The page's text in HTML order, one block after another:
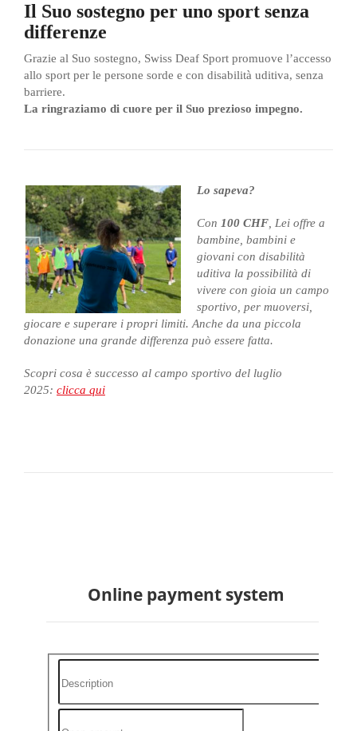
Il Suo sostegno per uno sport senza
differenze
Grazie al Suo sostegno, Swiss Deaf Sport promuove l’accesso
allo sport per le persone sorde e con disabilità uditiva, senza
barriere.
La ringraziamo di cuore per il Suo prezioso impegno.
Lo sapeva?
Con 100 CHF , Lei offre a
bambine, bambini e
giovani con disabilità
uditiva la possibilità di
vivere con gioia un campo
sportivo, per muoversi,
giocare e superare i propri limiti. Anche da una piccola
donazione una grande differenza può essere fatta.
Scopri cosa è successo al campo sportivo del luglio
2025: clicca qui